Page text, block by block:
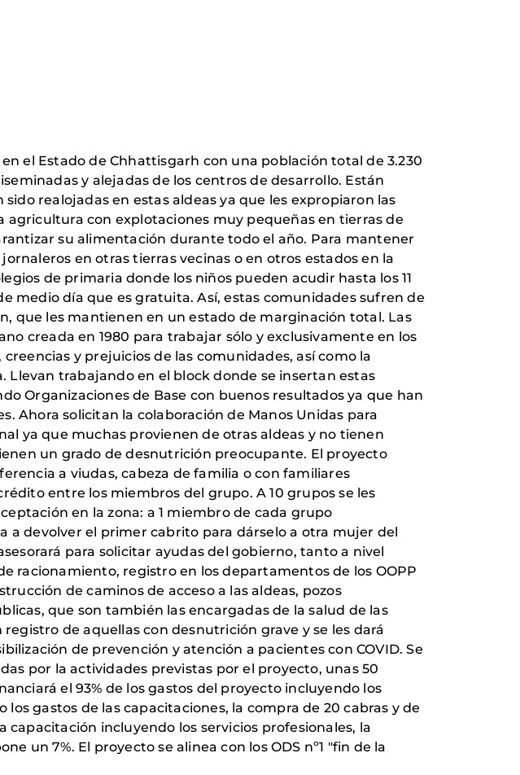
el Estado de Chhattisgarh con una población total de 3.230
y alejadas de los centros de desarrollo. Están
realojadas en estas aldeas ya que les expropiaron las
agricultura con explotaciones muy pequeñas en tierras de
su alimentación durante todo el año. Para mantener
en otras tierras vecinas o en otros estados en la
de primaria donde los niños pueden acudir hasta los 11
medio día que es gratuita. Así, estas comunidades sufren de
que les mantienen en un estado de marginación total. Las
creada en 1980 para trabajar sólo y exclusivamente en los
y prejuicios de las comunidades, así como la
Llevan trabajando en el block donde se insertan estas
Organizaciones de Base con buenos resultados ya que han
Ahora solicitan la colaboración de Manos Unidas para
ya que muchas provienen de otras aldeas y no tienen
un grado de desnutrición preocupante. El proyecto
a viudas, cabeza de familia o con familiares
entre los miembros del grupo. A 10 grupos se les
en la zona: a 1 miembro de cada grupo
a devolver el primer cabrito para dárselo a otra mujer del
para solicitar ayudas del gobierno, tanto a nivel
racionamiento, registro en los departamentos de los OOPP
de caminos de acceso a las aldeas, pozos
que son también las encargadas de la salud de las
de aquellas con desnutrición grave y se les dará
de prevención y atención a pacientes con COVID. Se
por la actividades previstas por el proyecto, unas 50
el 93% de los gastos del proyecto incluyendo los
gastos de las capacitaciones, la compra de 20 cabras y de
incluyendo los servicios profesionales, la
un 7%. El proyecto se alinea con los ODS nº1 "fin de la